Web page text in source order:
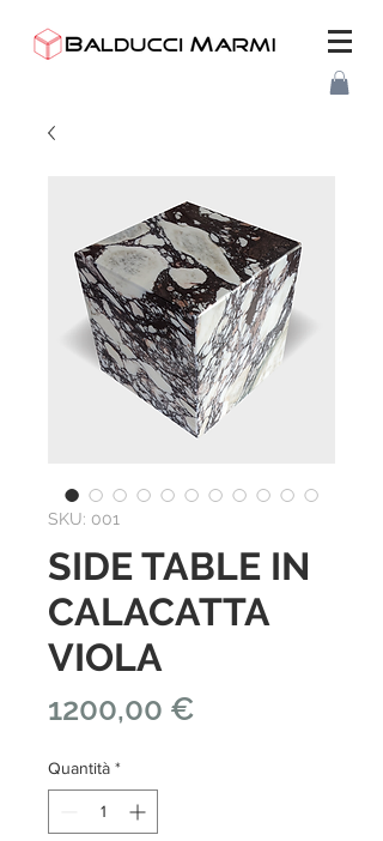
SKU: 001
SIDE TABLE IN
CALACATTA
VIOLA
1200,00 €
Quantità *